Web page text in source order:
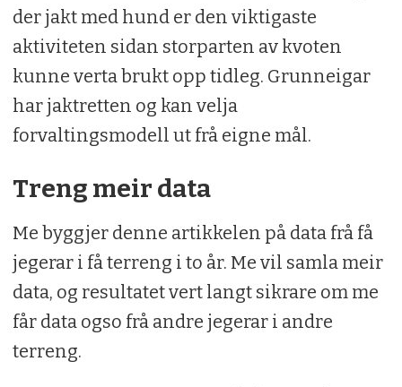
der jakt med hund er den viktigaste
aktiviteten sidan storparten av kvoten
kunne verta brukt opp tidleg. Grunneigar
har jaktretten og kan velja
forvaltingsmodell ut frå eigne mål.
Treng meir data
Me byggjer denne artikkelen på data frå få
jegerar i få terreng i to år. Me vil samla meir
data, og resultatet vert langt sikrare om me
får data ogso frå andre jegerar i andre
terreng.